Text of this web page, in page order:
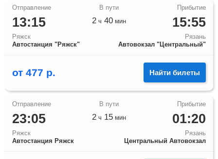
13:15
Ряжск
Автостанция "Ряжск"
15:55
Рязань
Автовокзал "Центральный"
2 ч 40 мин
от 477 р. Найти билеты
23:05
Ряжск
Автостанция Ряжск
01:20
Рязань
Центральный Автовокзал
2 ч 15 мин